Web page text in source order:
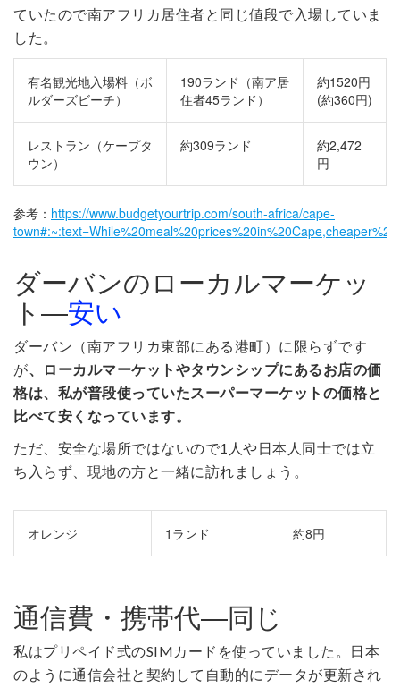
ていたので南アフリカ居住者と同じ値段で入場していま
した。
有名観光地入場料（ボ
ルダーズビーチ）
190ランド（南ア居
住者45ランド）
約1520円
(約360円)
レストラン（ケープタ
ウン）
約309ランド
約2,472
円
参考： https://www.budgetyourtrip.com/south-africa/cape-
ダーバンのローカルマーケッ
ト―安い
ダーバン（南アフリカ東部にある港町）に限らずです
が、ローカルマーケットやタウンシップにあるお店の価
格は、私が普段使っていたスーパーマーケットの価格と
比べて安くなっています。
ただ、安全な場所ではないので1人や日本人同士では立
ち入らず、現地の方と一緒に訪れましょう。
オレンジ 1ランド 約8円
通信費・携帯代―同じ
私はプリペイド式のSIMカードを使っていました。日本
のように通信会社と契約して自動的にデータが更新され